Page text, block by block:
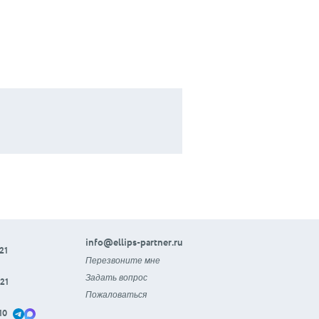
info@ellips-partner.ru
Перезвоните мне
Задать вопрос
Пожаловаться